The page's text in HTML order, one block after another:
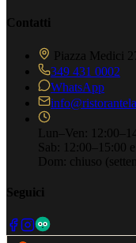
Contatti
Piazza Medici
349 431 0002
WhatsApp
Lun–Ven:
Sab: 12:00–15:00
Dom: chiuso
Seguici